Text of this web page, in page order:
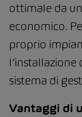
ottimale da
economico.
proprio
l’installazione
sistema di
Vantaggi di